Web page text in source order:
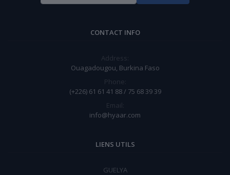
CONTACT INFO
Address:
Ouagadougou, Burkina Faso
Phone:
(+226) 61 61 41 88 / 75 68 39 39
Email:
info@hyaar.com
LIENS UTILS
GUELYA